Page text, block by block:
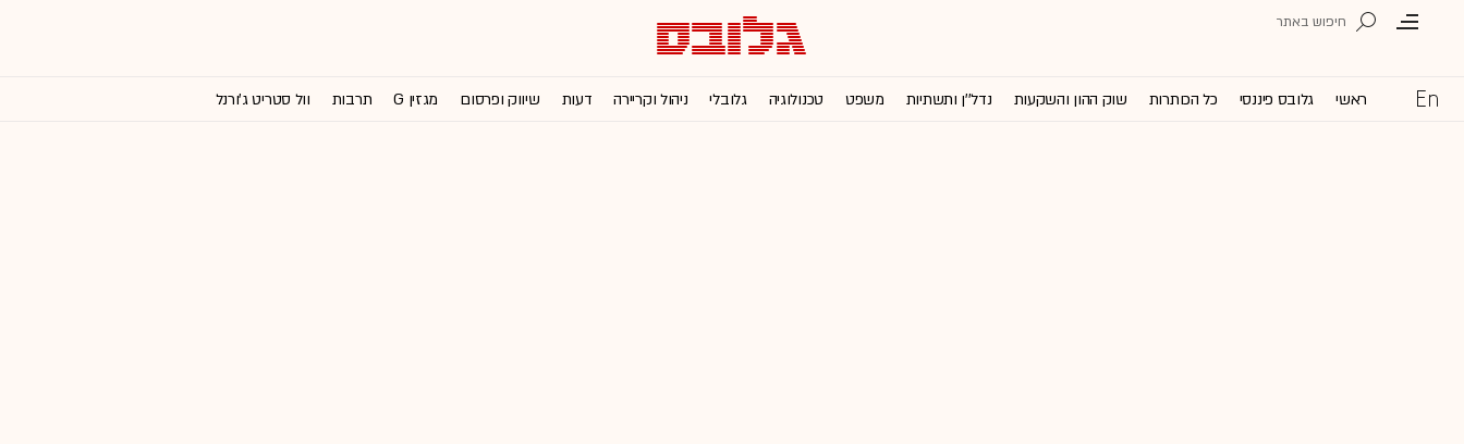
ראשי גלובס פיננסי כל הכותרות שוק ההון והשקעות נדל''ן ותשתיות משפט טכנולוגיה גלובלי ניהול וקריירה דעות שיווק ופרסום מגזין G תרבות וול סטריט ג'ורנל